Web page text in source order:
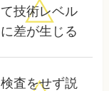
て技術レベル
に差が生じる
検査をせず説